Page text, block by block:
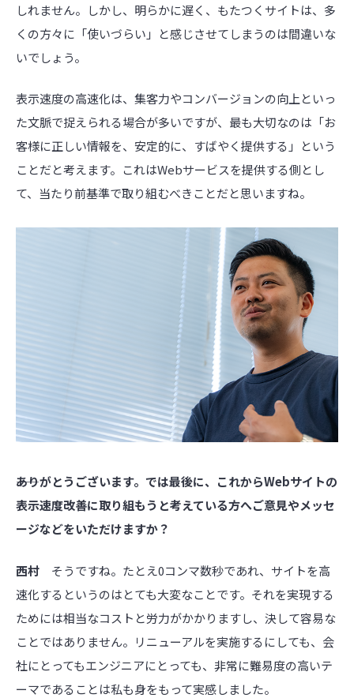
しれません。しかし、明らかに遅く、もたつくサイトは、多
くの方々に「使いづらい」と感じさせてしまうのは間違いな
いでしょう。
表示速度の高速化は、集客力やコンバージョンの向上といっ
た文脈で捉えられる場合が多いですが、最も大切なのは「お
客様に正しい情報を、安定的に、すばやく提供する」という
ことだと考えます。これはWebサービスを提供する側とし
て、当たり前基準で取り組むべきことだと思いますね。
――ありがとうございます。では最後に、これからWebサイトの
表示速度改善に取り組もうと考えている方へご意見やメッセ
ージなどをいただけますか？
西村 そうですね。たとえ0コンマ数秒であれ、サイトを高
速化するというのはとても大変なことです。それを実現する
ためには相当なコストと労力がかかりますし、決して容易な
ことではありません。リニューアルを実施するにしても、会
社にとってもエンジニアにとっても、非常に難易度の高いテ
ーマであることは私も身をもって実感しました。